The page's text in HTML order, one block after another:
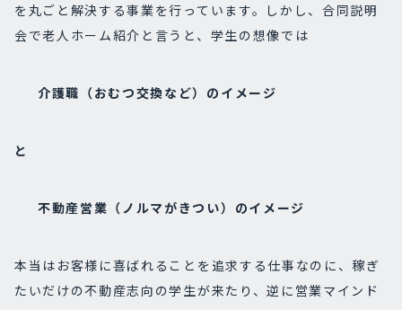
を丸ごと解決する事業を行っています。しかし、合同説明
会で老人ホーム紹介と言うと、学生の想像では
介護職（おむつ交換など）のイメージ
と
不動産営業（ノルマがきつい）のイメージ
本当はお客様に喜ばれることを追求する仕事なのに、稼ぎ
たいだけの不動産志向の学生が来たり、逆に営業マインド